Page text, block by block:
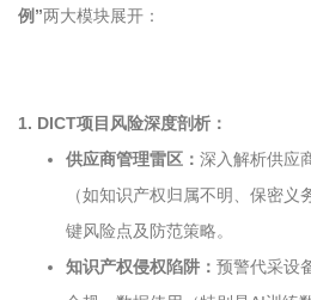
例”两大模块展开：
1. DICT项目风险深度剖析：
供应商管理雷区： 深入解析供应
（如知识产权归属不明、保密
键风险点及防范策略。
知识产权侵权陷阱： 预警代采设